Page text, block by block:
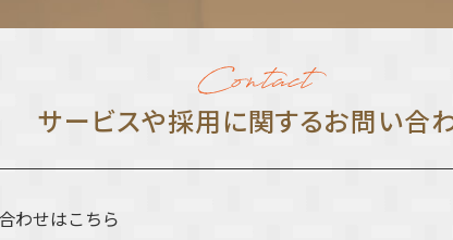
サービスや採⽤に関するお問い合
わせはこちら